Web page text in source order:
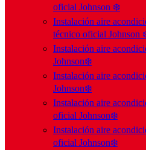
oficial Johnson ❄️
Instalación aire
técnico oficial Johnson
Instalación aire
Johnson❄️
Instalación aire
Johnson❄️
Instalación aire
oficial Johnson❄️
Instalación aire
oficial Johnson❄️